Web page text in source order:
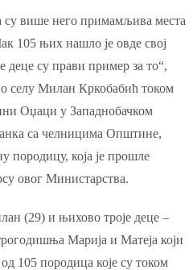
су више него примамљива места
105 њих нашло је овде свој
деце су прави пример за то“,
о селу Милан Кркобабић током
Оџаци у Западнобачком
са челницима Општине,
породицу, која је прошле
овог Министарства.
(29) и њихово троје деце –
Марија и Матеја који
105 породица које су током